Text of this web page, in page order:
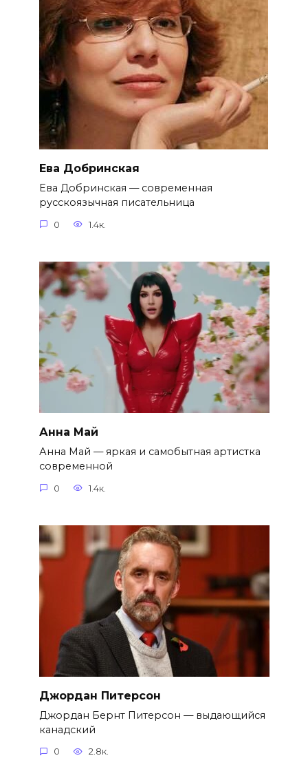
Ева Добринская
Ева Добринская — современная
русскоязычная писательница
0 1.4к.
Анна Май
Анна Май — яркая и самобытная артистка
современной
0 1.4к.
Джордан Питерсон
Джордан Бернт Питерсон — выдающийся
канадский
0 2.8к.